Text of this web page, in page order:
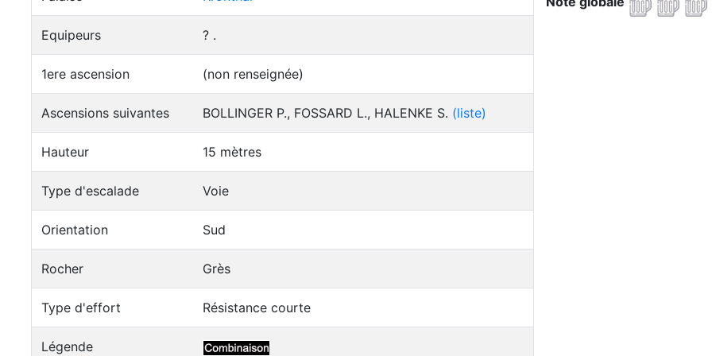
Equipeurs ? .
1ere ascension (non renseignée)
Ascensions suivantes BOLLINGER P., FOSSARD L., HALENKE S. (liste)
Hauteur 15 mètres
Type d'escalade Voie
Orientation Sud
Rocher Grès
Type d'effort Résistance courte
Légende